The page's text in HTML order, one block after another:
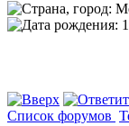
Список форумов